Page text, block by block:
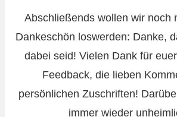
Abschließends wollen wir noch
Dankeschön loswerden: Danke,
dabei seid! Vielen Dank für
Feedback, die lieben
persönlichen Zuschriften!
immer wieder